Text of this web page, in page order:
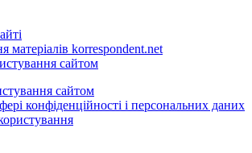
матеріалів korrespondent.net
сайтом
сайтом
конфіденційності і персональних даних